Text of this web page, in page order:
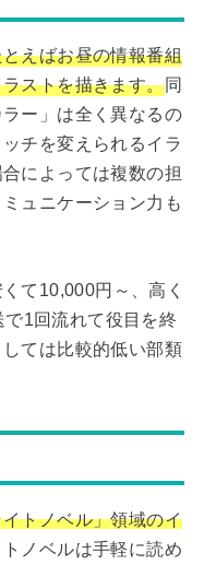
えばお昼の情報番組
ストを描きます。同
ー」は全く異なるの
チを変えられるイラ
によっては複数の担
ュニケーション力も
て10,000円～、高く
1回流れて役目を終
ては比較的低い部類
トノベル」領域のイ
トノベルは手軽に読め